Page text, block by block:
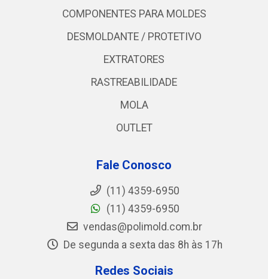
COMPONENTES PARA MOLDES
DESMOLDANTE / PROTETIVO
EXTRATORES
RASTREABILIDADE
MOLA
OUTLET
Fale Conosco
(11) 4359-6950
(11) 4359-6950
vendas@polimold.com.br
De segunda a sexta das 8h às 17h
Redes Sociais